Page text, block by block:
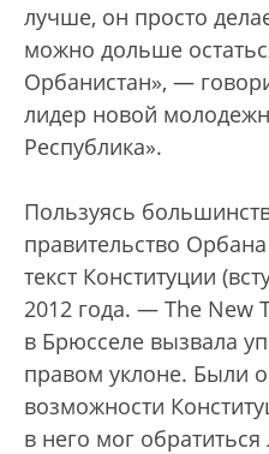
лучше, он просто
можно дольше
Орбанистан», —
лидер новой
Республика».
Пользуясь
правительство
текст Конституции
2012 года. — The New
в Брюсселе вызвала
правом уклоне. Были
возможности
в него мог